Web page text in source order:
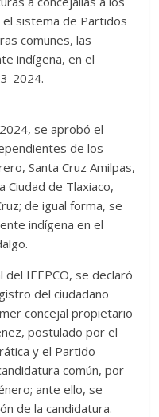
sistema de Partidos
comunes, las
indígena, en el
2024.
se aprobó el
de los
Santa Cruz Amilpas,
Ciudad de Tlaxiaco,
de igual forma, se
indígena en el
del IEEPCO, se declaró
del ciudadano
concejal propietario
postulado por el
y el Partido
común, por
ante ello, se
de la candidatura.